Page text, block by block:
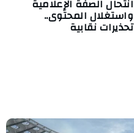
انتحال الصفة الإعلامية
واستغلال المحتوى..
تحذيرات نقابية